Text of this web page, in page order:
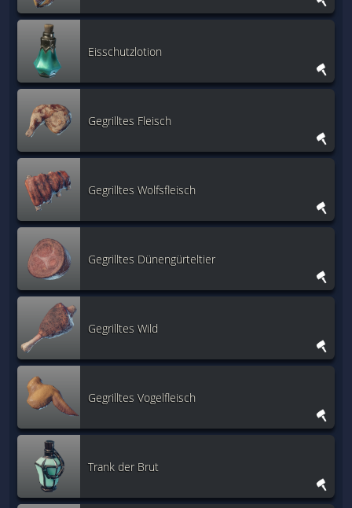
Eisschutzlotion
Gegrilltes Fleisch
Gegrilltes Wolfsfleisch
Gegrilltes Dünengürteltier
Gegrilltes Wild
Gegrilltes Vogelfleisch
Trank der Brut